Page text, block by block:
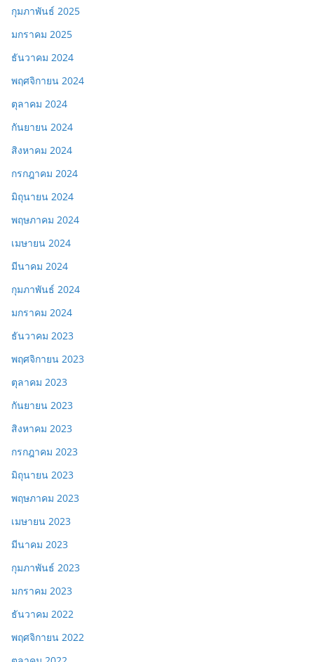
กุมภาพันธ์ 2025
มกราคม 2025
ธันวาคม 2024
พฤศจิกายน 2024
ตุลาคม 2024
กันยายน 2024
สิงหาคม 2024
กรกฎาคม 2024
มิถุนายน 2024
พฤษภาคม 2024
เมษายน 2024
มีนาคม 2024
กุมภาพันธ์ 2024
มกราคม 2024
ธันวาคม 2023
พฤศจิกายน 2023
ตุลาคม 2023
กันยายน 2023
สิงหาคม 2023
กรกฎาคม 2023
มิถุนายน 2023
พฤษภาคม 2023
เมษายน 2023
มีนาคม 2023
กุมภาพันธ์ 2023
มกราคม 2023
ธันวาคม 2022
พฤศจิกายน 2022